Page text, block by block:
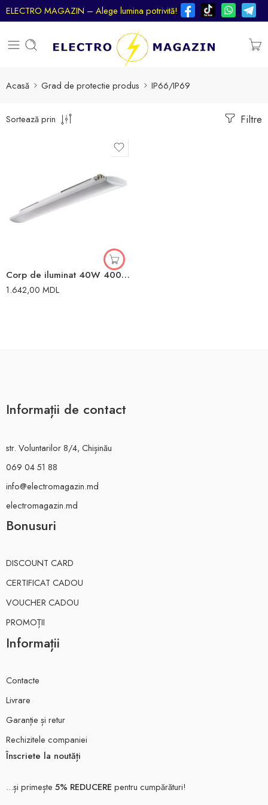
ELECTRO MAGAZIN – Alege lumina potrivită!
Acasă Grad de protectie produs IP66/IP69
Filtre
Sortează prin
Corp de iluminat 40W 4000K 120cm 220V IP66/IP69 Gewiss
1.642,00 MDL
Informații de contact
str. Voluntarilor 8/4, Chișinău
069 04 51 88
info@electromagazin.md
electromagazin.md
Bonusuri
DISCOUNT CARD
CERTIFICAT CADOU
VOUCHER CADOU
PROMOȚII
Informații
Contacte
Livrare
Garanție și retur
Rechizitele companiei
Înscriete la noutăți
...și primește 5% REDUCERE pentru cumpărături!